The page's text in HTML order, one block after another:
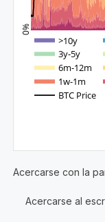
0%
>10y
3y-5y
6m-12m
1w-1m
BTC Price
Acercarse con la
Acercarse al